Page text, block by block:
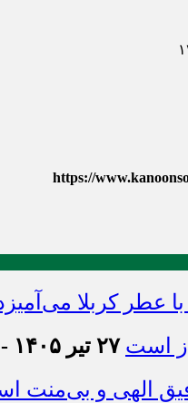
https://
عطر کربلا
است ۲۷ تیر ۱۴۰۵ - ۲۱:۲۲
الهی و بی‌منت